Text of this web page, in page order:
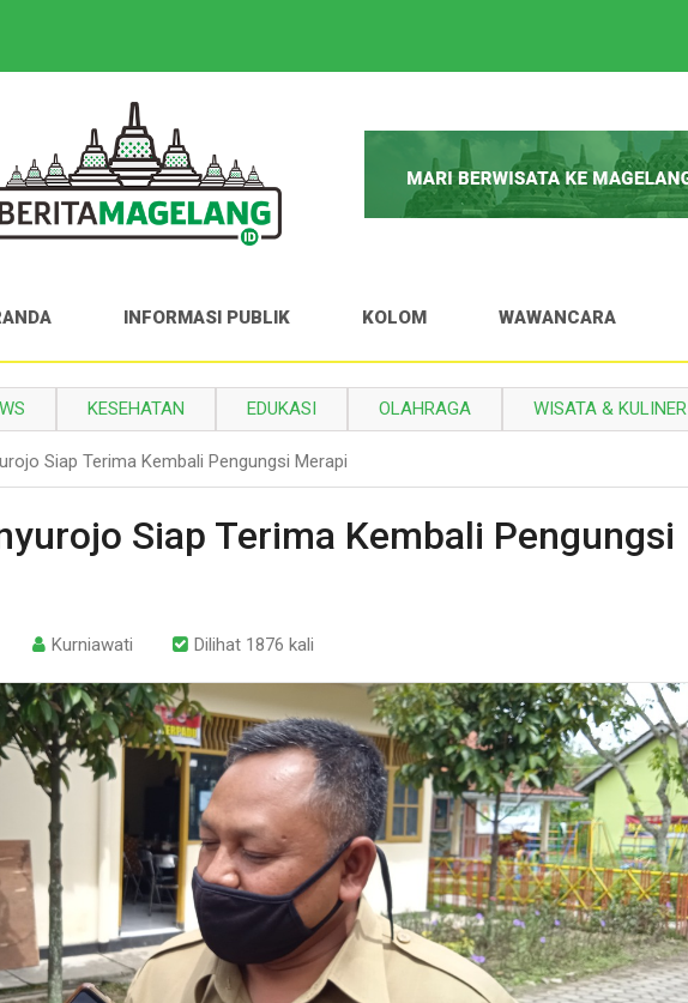
INFORMASI PUBLIK KOLOM WAWANCARA
KESEHATAN EDUKASI OLAHRAGA WISATA & KULINER
Siap Terima Kembali Pengungsi Merapi
Siap Terima Kembali Pengungsi
Kurniawati Dilihat 1876 kali